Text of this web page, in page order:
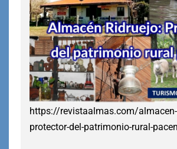
https://revistaalmas.com/
protector-del-patrimonio-rural-